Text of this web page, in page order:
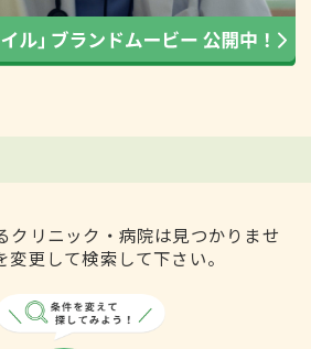
クリニック・病院は見つかりませ
更して検索して下さい。